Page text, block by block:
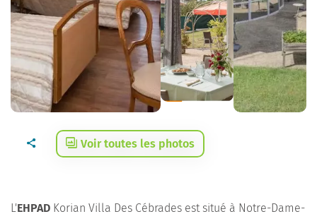
Voir toutes les photos
L'EHPAD Korian Villa Des Cébrades est situé à Notre-Dame-